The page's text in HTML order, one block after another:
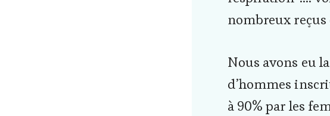
nombreux
Nous avons eu
d’hommes
à 90% par les